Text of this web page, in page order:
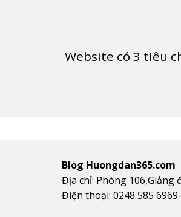
Website có 3 tiêu
Blog Huongdan365.com
Địa chỉ: Phòng
Điện thoại: 0248 585